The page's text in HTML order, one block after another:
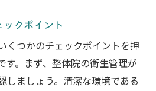
クポイント
くつかのチェックポイントを押
す。まず、整体院の衛生管理が
しましょう。清潔な環境である